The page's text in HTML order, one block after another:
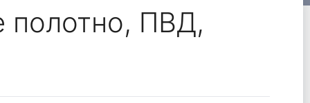
полотно, ПВД,